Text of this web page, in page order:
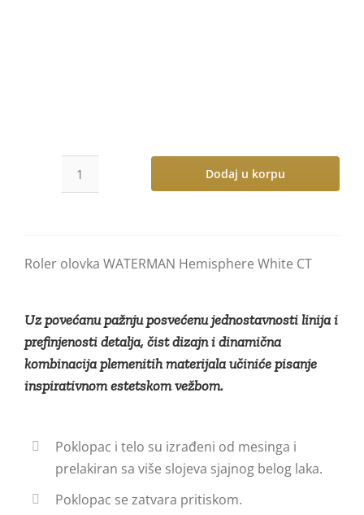
Roler
White
количина
Dodaj u korpu
Roler olovka WATERMAN Hemisphere White CT
Uz povećanu pažnju posvećenu jednostavnosti linija i
prefinjenosti detalja, čist dizajn i dinamična
kombinacija plemenitih materijala učiniće pisanje
inspirativnom estetskom vežbom.
Poklopac i telo su izrađeni od mesinga i
prelakiran sa više slojeva sjajnog belog laka.
Poklopac se zatvara pritiskom.